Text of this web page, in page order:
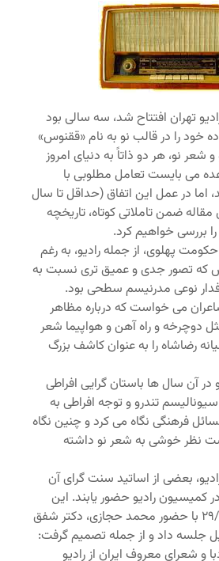
که در بهار ۱۳۱۹ رادیو تهران افتتاح شد، سه سالی بود
خود را در قالب نو به نام «ققنوس»
شعر نو، هر دو ذاتاً به دنیای امروز
می بایست تعامل مطلوبی با
اما در عمل این اتفاق (حداقل تا سال
ضمن تاملاتی کوتاه، تاریخچه
بررسی خواهیم کرد.
پهلوی، از جمله رادیو، به رغم
که تصور جدی و عمیق تری نسبت به
نوعی مدرنیسم سطحی بود.
می خواست که درباره مظاهر
دوچرخه و راه آهن و هواپیما شعر
رضاشاه را به عنوان کاشف بزرگ
در آن سال ها باستان گرایی افراطی
تندرو و توجه افراطی به
فرهنگی نگاه می کرد و چنین نگاه
نظر خوشی به شعر نو داشته
بعضی از اساتید سنت گرای آن
کمیسیون رادیو حضور یابند. این
کمیسیون روز ۲۹/۲/۱۳۱۹ با حضور محمد حجازی، دکتر شفق
جلسه داد و از جمله تصمیم گرفت:
و شعرای معروف ایران از رادیو